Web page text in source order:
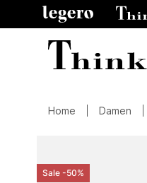
Home Damen
Sale -50%